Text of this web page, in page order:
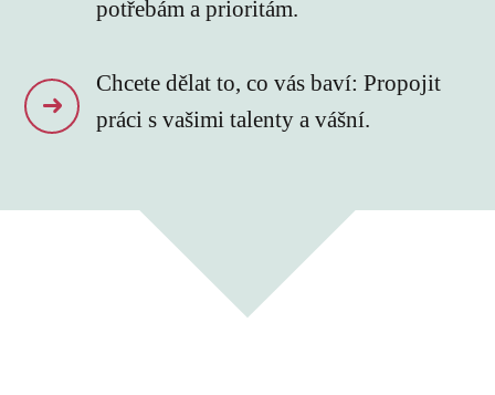
potřebám a prioritám.
Chcete dělat to, co vás baví: Propojit
práci s vašimi talenty a vášní.